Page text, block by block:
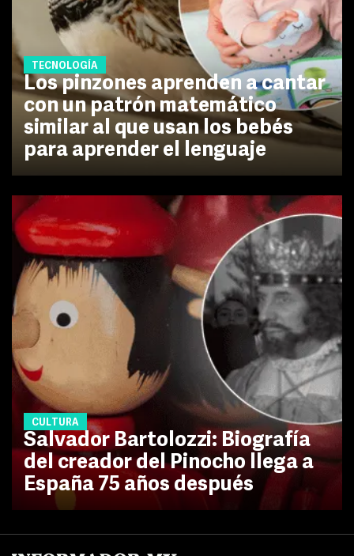
TECNOLOGÍA
Los pinzones aprenden a cantar
con un patrón matemático
similar al que usan los bebés
para aprender el lenguaje
CULTURA
Salvador Bartolozzi: Biografía
del creador del Pinocho llega a
España 75 años después